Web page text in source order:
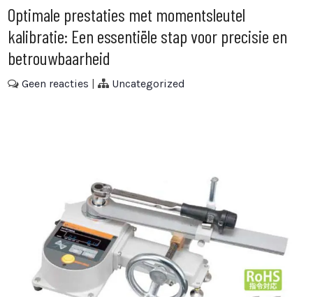
Optimale prestaties met momentsleutel
kalibratie: Een essentiële stap voor precisie en
betrouwbaarheid
Geen reacties | Uncategorized